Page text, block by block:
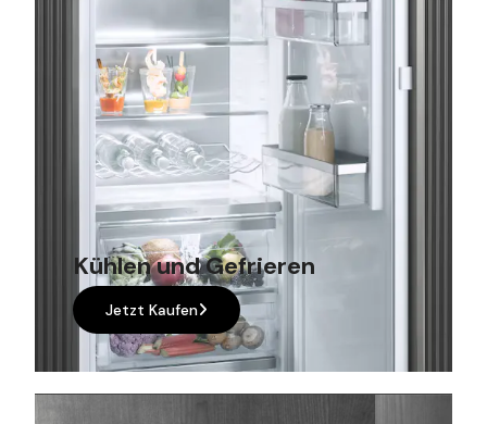
Kühlen und Gefrieren
Jetzt Kaufen